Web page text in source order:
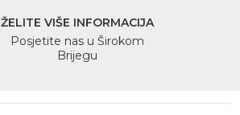
ŽELITE VIŠE INFORMACIJA
Posjetite nas u Širokom
Brijegu